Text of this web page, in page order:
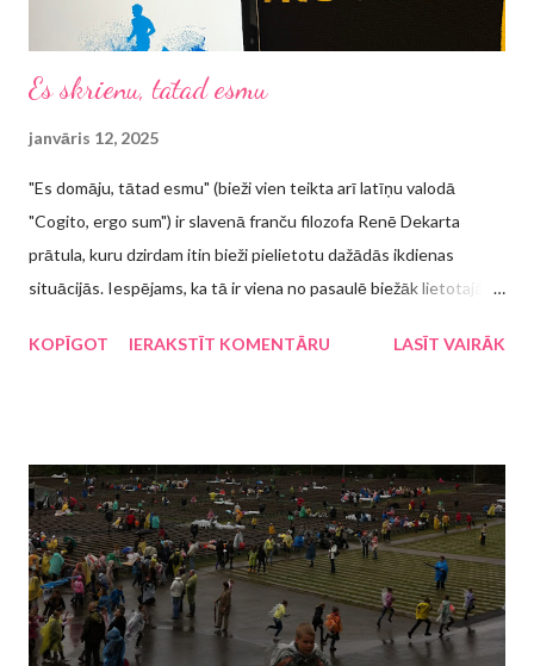
Es skrienu, tātad esmu
janvāris 12, 2025
"Es domāju, tātad esmu" (bieži vien teikta arī latīņu valodā
"Cogito, ergo sum") ir slavenā franču filozofa Renē Dekarta
prātula, kuru dzirdam itin bieži pielietotu dažādās ikdienas
situācijās. Iespējams, ka tā ir viena no pasaulē biežāk lietotajām
"Guļu, tātad esmu", "Ēdu, tātad esmu", "Dziedu, tātad esmu",
tātad esmu". Šis lakoniskais teikums izsaka arī visu grāmatas
būtību, tomēr pēc izlasīšanas vēl gribas pakavēties Murakami
vēstījuma varā. Uzdrošināšos apgalvot, ka Haruki Murakami
lasītāji ir sadalījušies divās daļās: tie, kuri kāri tver katru jaunu šī
rakstnieka darbu vai pat pārlasa reiz jau lasīto, un tie, kuri reiz ir
kādu darbu lasījuši, bet nav "ielasī...
KOPĪGOT IERAKSTĪT KOMENTĀRU LASĪT VAIRĀK